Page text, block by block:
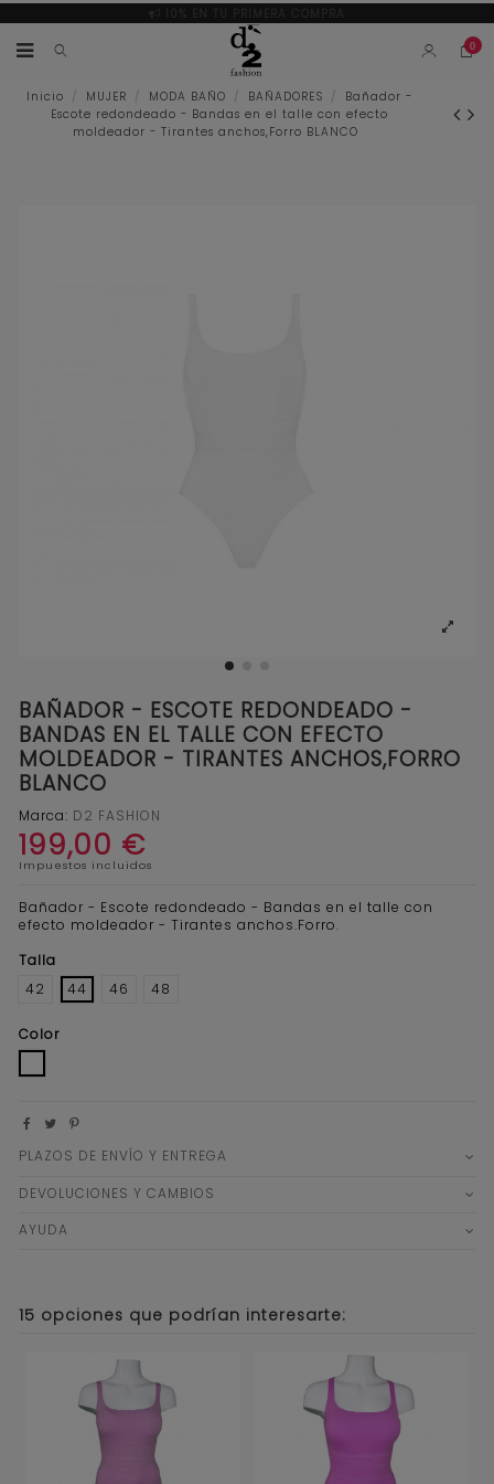
0
Inicio MUJER MODA BAÑO BAÑADORES
Bañador -
Escote redondeado - Bandas en el talle con efecto
moldeador - Tirantes anchos,Forro BLANCO
BAÑADOR - ESCOTE REDONDEADO -
BANDAS EN EL TALLE CON EFECTO
MOLDEADOR - TIRANTES ANCHOS,FORRO
BLANCO
Marca: D2 FASHION
199,00 €
Impuestos incluidos
Bañador - Escote redondeado - Bandas en el talle con
efecto moldeador - Tirantes anchos.Forro.
Talla
42
44 46 48
Color
PLAZOS DE ENVÍO Y ENTREGA
DEVOLUCIONES Y CAMBIOS
AYUDA
15 opciones que podrían interesarte: